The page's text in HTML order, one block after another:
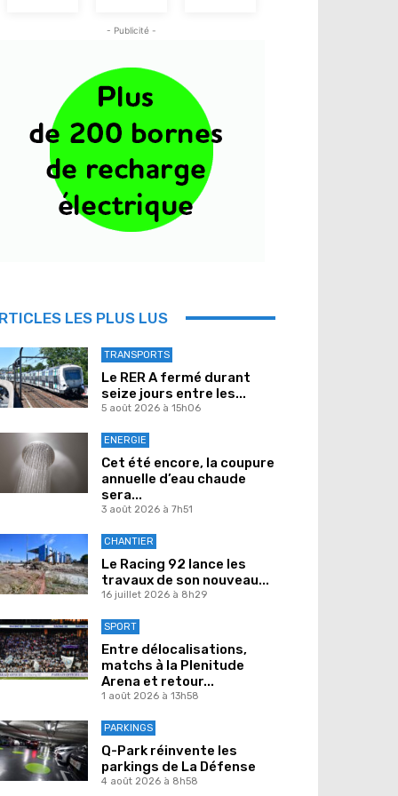
- Publicité -
LES PLUS LUS
TRANSPORTS
Le RER A fermé durant
seize jours entre les...
5 août 2026 à 15h06
ENERGIE
Cet été encore, la coupure
annuelle d’eau chaude
sera...
3 août 2026 à 7h51
CHANTIER
Le Racing 92 lance les
travaux de son nouveau...
16 juillet 2026 à 8h29
SPORT
Entre délocalisations,
matchs à la Plenitude
Arena et retour...
1 août 2026 à 13h58
PARKINGS
Q-Park réinvente les
parkings de La Défense
4 août 2026 à 8h58